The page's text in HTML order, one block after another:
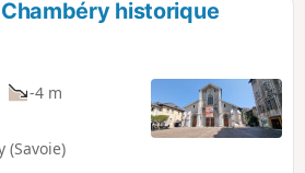
historique
-4 m
(Savoie)